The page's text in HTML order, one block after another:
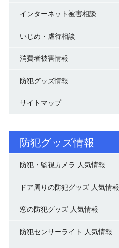
インターネット被害相談
いじめ・虐待相談
消費者被害情報
防犯グッズ情報
サイトマップ
防犯グッズ情報
防犯・監視カメラ 人気情報
ドア周りの防犯グッズ 人気情報
窓の防犯グッズ 人気情報
防犯センサーライト 人気情報